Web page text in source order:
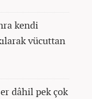
kendi
vücuttan
dâhil pek çok